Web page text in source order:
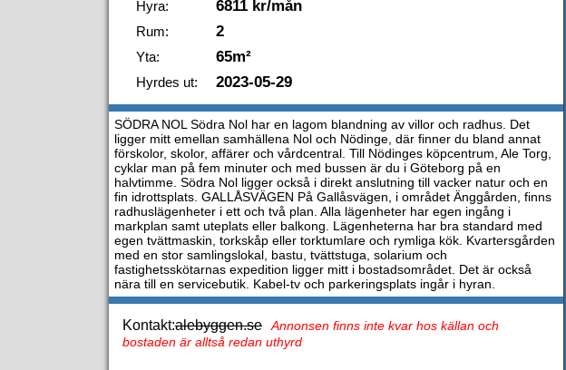
Hyra: 6811 kr/mån
Rum: 2
Yta: 65m²
Hyrdes ut: 2023-05-29
SÖDRA NOL Södra Nol har en lagom blandning av villor och radhus. Det
ligger mitt emellan samhällena Nol och Nödinge, där finner du bland annat
förskolor, skolor, affärer och vårdcentral. Till Nödinges köpcentrum, Ale Torg,
cyklar man på fem minuter och med bussen är du i Göteborg på en
halvtimme. Södra Nol ligger också i direkt anslutning till vacker natur och en
fin idrottsplats. GALLÅSVÄGEN På Gallåsvägen, i området Änggården, finns
radhuslägenheter i ett och två plan. Alla lägenheter har egen ingång i
markplan samt uteplats eller balkong. Lägenheterna har bra standard med
egen tvättmaskin, torkskåp eller torktumlare och rymliga kök. Kvartersgården
med en stor samlingslokal, bastu, tvättstuga, solarium och
fastighetsskötarnas expedition ligger mitt i bostadsområdet. Det är också
nära till en servicebutik. Kabel-tv och parkeringsplats ingår i hyran.
Kontakt:alebyggen.se
Annonsen finns inte kvar hos källan och
bostaden är alltså redan uthyrd